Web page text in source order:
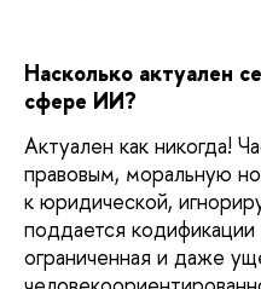
Насколько актуален
сфере ИИ?
Актуален как никогда!
правовым, моральную
к юридической,
поддается
ограниченная и даже